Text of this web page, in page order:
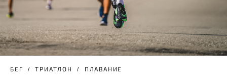
БЕГ ТРИАТЛОН ПЛАВАНИЕ